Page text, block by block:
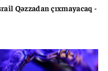
Qəzzadan çıxmayacaq -